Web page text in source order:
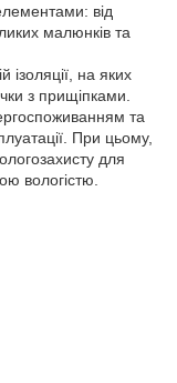
від
малюнків та
ізоляції, на яких
з прищіпками.
та
При цьому,
для
вологістю.